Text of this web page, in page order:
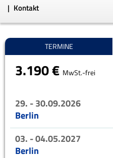
Kontakt
TERMINE
3.190 € MwSt.-frei
29. - 30.09.2026
Berlin
03. - 04.05.2027
Berlin